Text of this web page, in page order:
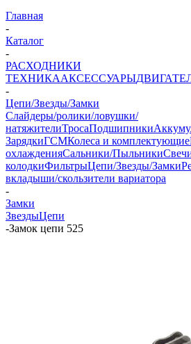
Главная
-
Каталог
-
РАСХОДНИКИ
ТЕХНИКААКСЕССУАРЫ
-
Цепи/Звезды/Замки
Слайдеры/ролики/ловушки/
натяжителиТросаПодшипники
ЗарядкиГСМКолеса и комплектующие
охлажденияСальники/Пыльники
колодкиФильтрыЦепи/Звезды/Замки
вкладыши/скользители вариатора
-
Замки
ЗвездыЦепи
-Замок цепи 525